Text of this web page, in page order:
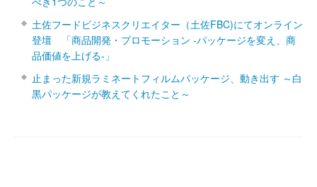
土佐フードビジネスクリエイター（土佐FBC)にてオンライン
登壇 「商品開発・プロモーション ‐パッケージを変え、商
品価値を上げる‐」
止まった新規ラミネートフィルムパッケージ、動き出す ～白
黒パッケージが教えてくれたこと～